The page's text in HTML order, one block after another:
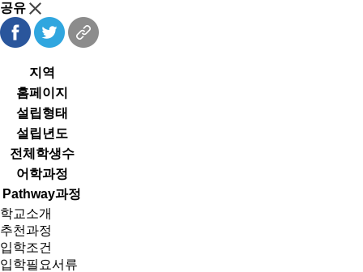
공유
지역
홈페이지
설립형태
설립년도
전체학생수
어학과정
Pathway과정
학교소개
추천과정
입학조건
입학필요서류